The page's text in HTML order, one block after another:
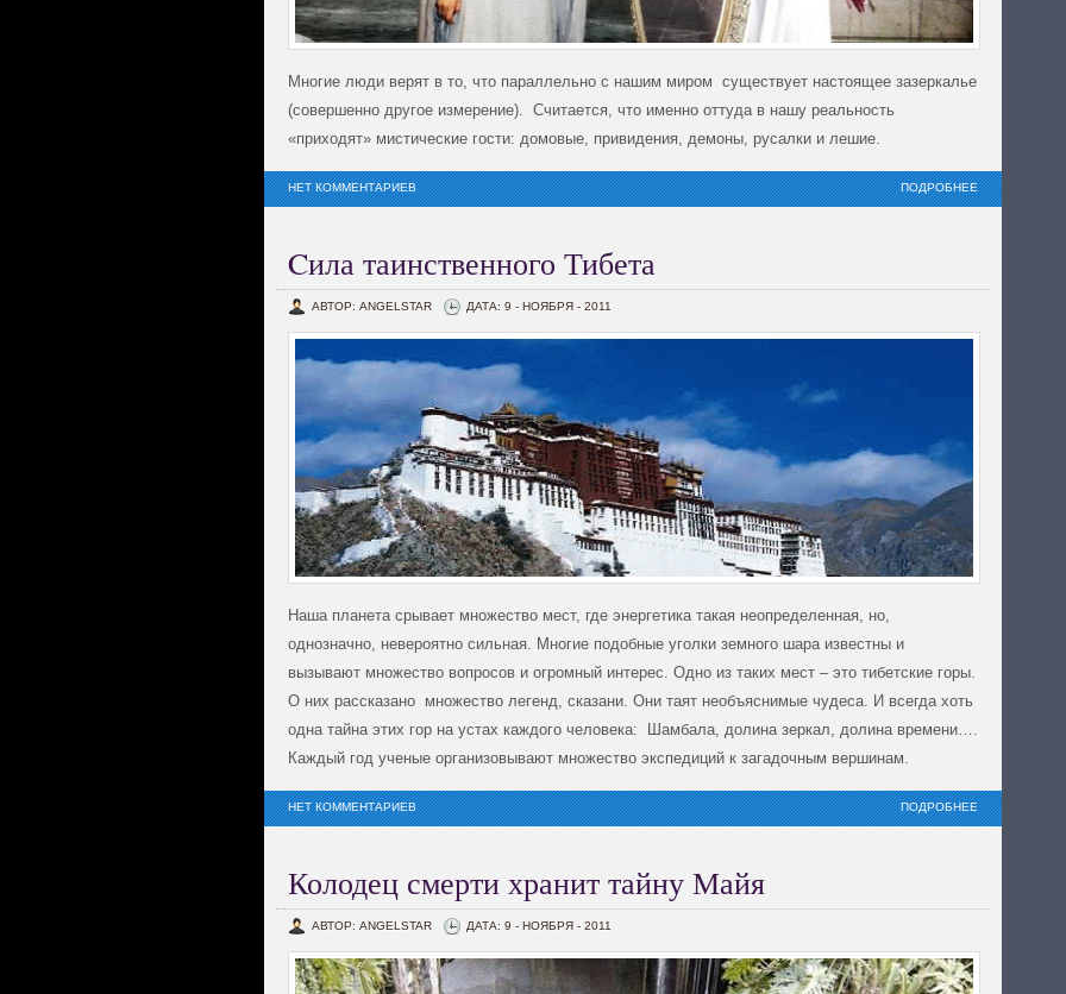
Многие люди верят в то, что параллельно с нашим миром существует настоящее зазеркалье
(совершенно другое измерение). Считается, что именно оттуда в нашу реальность
«приходят» мистические гости: домовые, привидения, демоны, русалки и лешие.
ПОДРОБНЕЕ
НЕТ КОММЕНТАРИЕВ
Cила таинственного Тибета
АВТОР: ANGELSTAR ДАТА: 9 - НОЯБРЯ - 2011
Наша планета срывает множество мест, где энергетика такая неопределенная, но,
однозначно, невероятно сильная. Многие подобные уголки земного шара известны и
вызывают множество вопросов и огромный интерес. Одно из таких мест – это тибетские горы.
О них рассказано множество легенд, сказани. Они таят необъяснимые чудеса. И всегда хоть
одна тайна этих гор на устах каждого человека: Шамбала, долина зеркал, долина времени….
Каждый год ученые организовывают множество экспедиций к загадочным вершинам.
ПОДРОБНЕЕ
НЕТ КОММЕНТАРИЕВ
Колодец смерти хранит тайну Майя
АВТОР: ANGELSTAR ДАТА: 9 - НОЯБРЯ - 2011